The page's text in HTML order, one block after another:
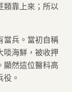
類靠上來；所以
當兵。當初自稱
啖海鮮，被收押
顯然這位醫科高
。